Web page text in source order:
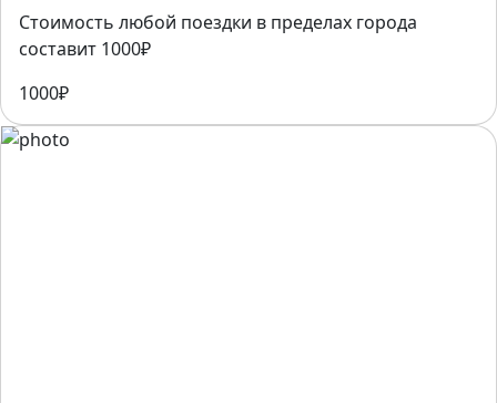
Стоимость любой поездки в пределах города
составит 1000₽
1000₽